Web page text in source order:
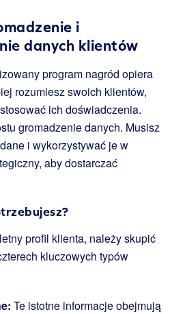
i
danych klientów
program nagród opiera
rozumiesz swoich klientów,
ich doświadczenia.
gromadzenie danych. Musisz
i wykorzystywać je w
aby dostarczać
profil klienta, należy skupić
kluczowych typów
Te istotne informacje obejmują